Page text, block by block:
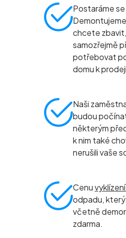
Postaráme se
chcete
samozřejmě
potřebovat
domu k
Naši
budou
některým
k nim také
nerušili vaše
Cenu
odpadu,
včetně
zdarma.